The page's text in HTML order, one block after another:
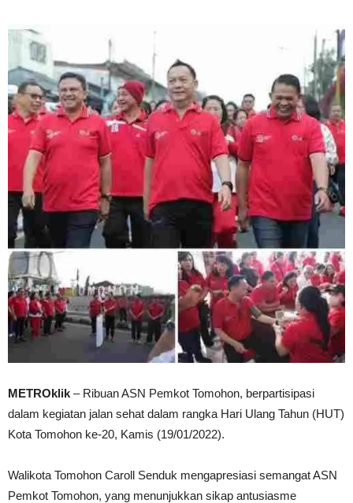
METROklik – Ribuan ASN Pemkot Tomohon, berpartisipasi
dalam kegiatan jalan sehat dalam rangka Hari Ulang Tahun (HUT)
Kota Tomohon ke-20, Kamis (19/01/2022).
Walikota Tomohon Caroll Senduk mengapresiasi semangat ASN
Pemkot Tomohon, yang menunjukkan sikap antusiasme